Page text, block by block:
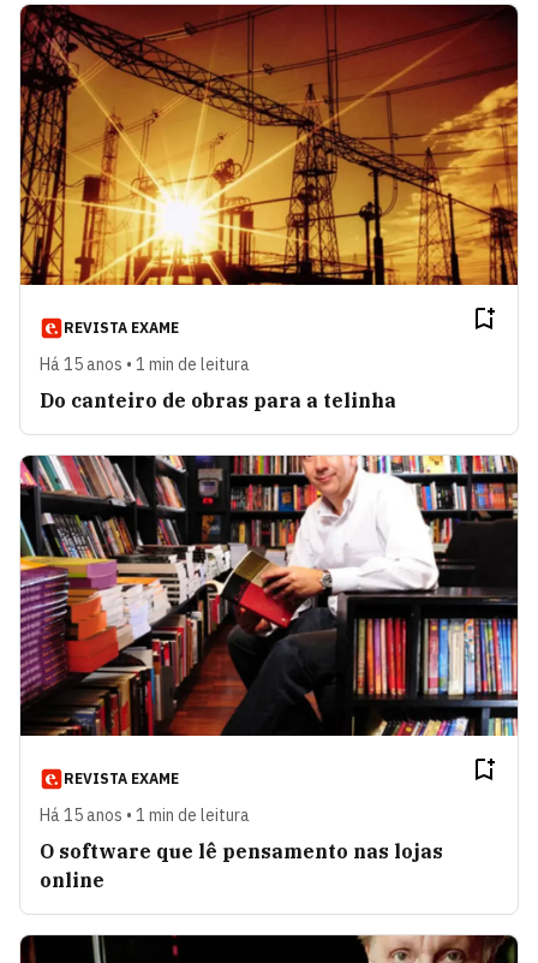
REVISTA EXAME
Há 15 anos • 1 min de leitura
Do canteiro de obras para a telinha
REVISTA EXAME
Há 15 anos • 1 min de leitura
O software que lê pensamento nas lojas
online